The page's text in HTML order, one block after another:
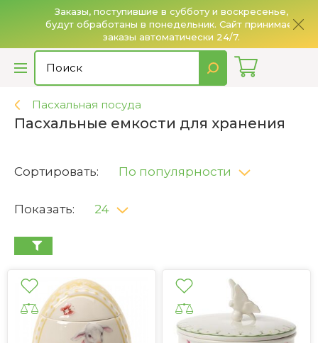
Заказы, поступившие в субботу и воскресенье,
будут обработаны в понедельник. Сайт принимает
заказы автоматически 24/7.
Пасхальная посуда
Пасхальные емкости для хранения
Сортировать: По популярности
Показать: 24